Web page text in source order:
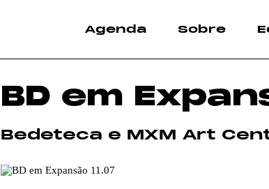
Agenda Sobre
BD em
Bedeteca e MXM Art